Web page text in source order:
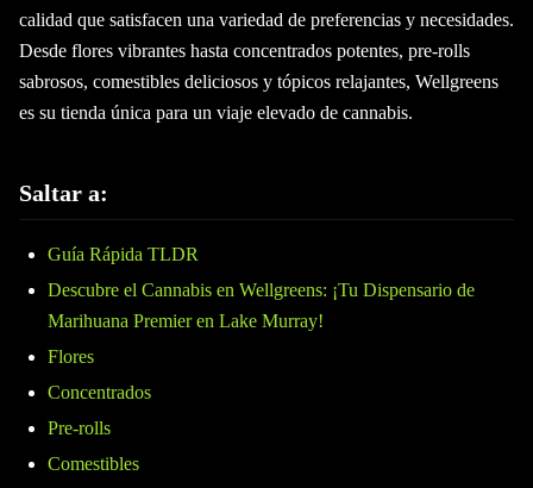
calidad que satisfacen una variedad de preferencias y necesidades.
Desde flores vibrantes hasta concentrados potentes, pre-rolls
sabrosos, comestibles deliciosos y tópicos relajantes, Wellgreens
es su tienda única para un viaje elevado de cannabis.
Saltar a:
Guía Rápida TLDR
Descubre el Cannabis en Wellgreens: ¡Tu Dispensario de
Marihuana Premier en Lake Murray!
Flores
Concentrados
Pre-rolls
Comestibles